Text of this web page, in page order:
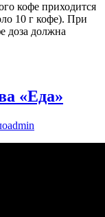
кофе приходится
10 г кофе). При
доза должна
«Еда»
admin